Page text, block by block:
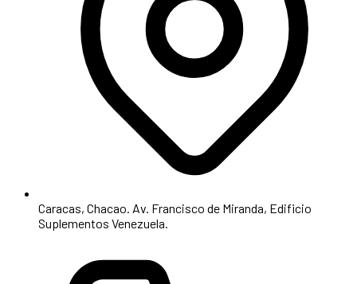
Caracas, Chacao. Av. Francisco de Miranda, Edificio
Suplementos Venezuela.